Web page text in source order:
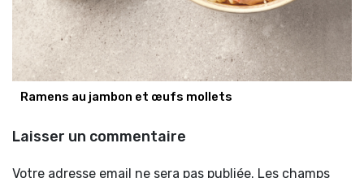
Ramens au jambon et œufs mollets
Laisser un commentaire
Votre adresse email ne sera pas publiée. Les champs